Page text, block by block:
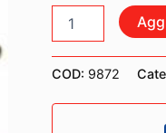
-
quantità
COD: 9872